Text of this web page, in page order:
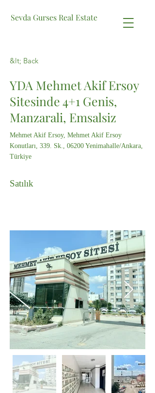
Sevda Gurses Real Estate
&lt; Back
YDA Mehmet Akif Ersoy
Sitesinde 4+1 Genis,
Manzarali, Emsalsiz
Mehmet Akif Ersoy, Mehmet Akif Ersoy
Konutları, 339. Sk., 06200 Yenimahalle/Ankara,
Türkiye
Satılık